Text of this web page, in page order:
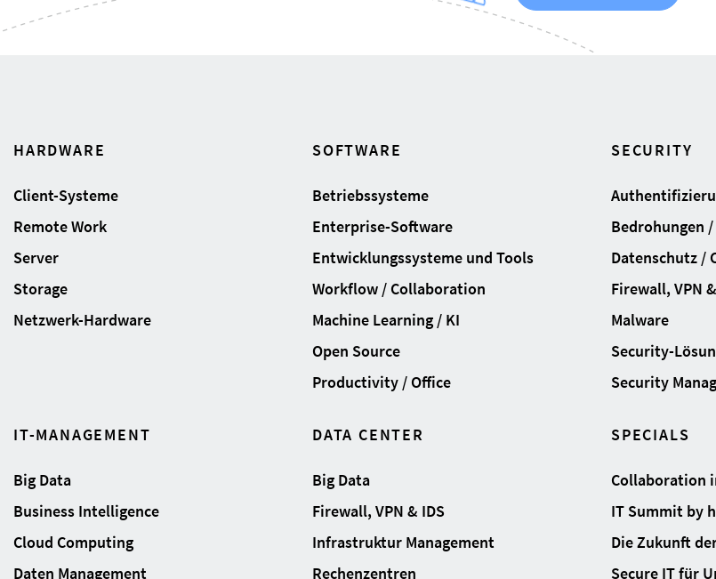
HARDWARE
Client-Systeme
Remote Work
Server
Storage
Netzwerk-Hardware
SOFTWARE
Betriebssysteme
Enterprise-Software
Entwicklungssysteme und Tools
Workflow / Collaboration
Machine Learning / KI
Open Source
Productivity / Office
SECURITY
Bedrohungen
Datenschutz /
Firewall, VPN
Malware
Security-
Security
IT-MANAGEMENT
Big Data
Business Intelligence
Cloud Computing
Daten Management
DATA CENTER
Big Data
Firewall, VPN & IDS
Infrastruktur Management
Rechenzentren
SPECIALS
Collaboration
IT Summit by
Die Zukunft
Secure IT für